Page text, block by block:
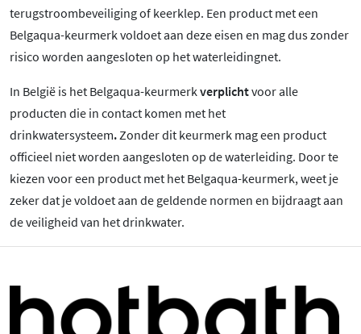
terugstroombeveiliging of keerklep. Een product met een
Belgaqua-keurmerk voldoet aan deze eisen en mag dus zonder
risico worden aangesloten op het waterleidingnet.
In België is het Belgaqua-keurmerkverplichtvoor alle
producten die in contact komen met het
drinkwatersysteem. Zonder dit keurmerk mag een product
officieel niet worden aangesloten op de waterleiding. Door te
kiezen voor een product met het Belgaqua-keurmerk, weet je
zeker dat je voldoet aan de geldende normen en bijdraagt aan
de veiligheid van het drinkwater.